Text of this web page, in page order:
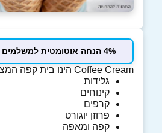
4% הנחה אוטומטית למשלמים בכרטיס המועדון
Coffee Cream הינו בית קפה המציע מגון מאכלים כגון:
גלידות
קינוחים
קרפים
פרוזן יוגורט
קפה ומאפה